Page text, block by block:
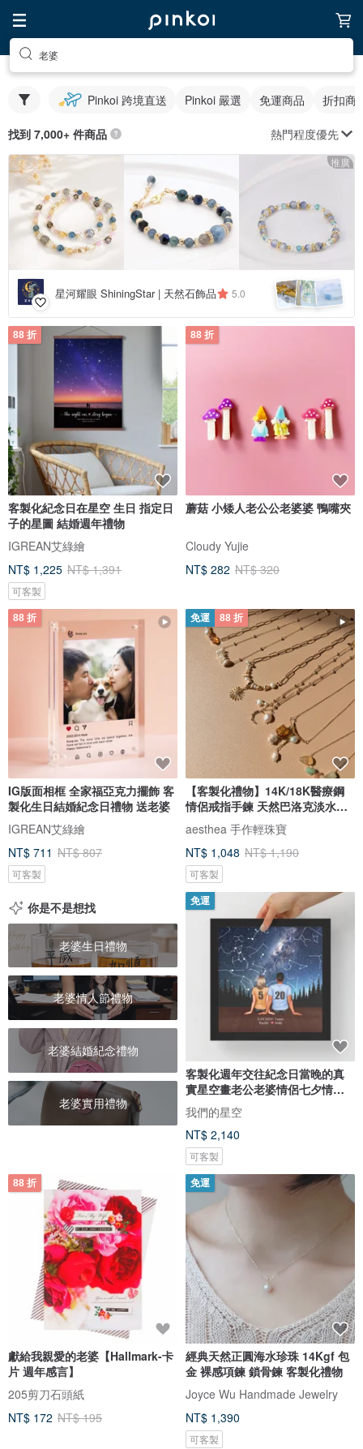
老婆
Pinkoi 跨境直送 Pinkoi 嚴選 免運商品 折扣商
找到 7,000+ 件商品 熱門程度優先
推廣
星河耀眼 ShiningStar | 天然石飾品 5.0
88 折
客製化紀念日在星空 生日 指定日
子的星圖 結婚週年禮物
IGREAN艾綠繪
NT$ 1,225 NT$ 1,391
可客製
88 折
蘑菇 小矮人老公公老婆婆 鴨嘴夾
Cloudy Yujie
NT$ 282 NT$ 320
88 折
IG版面相框 全家福亞克力擺飾 客
製化生日結婚紀念日禮物 送老婆
IGREAN艾綠繪
NT$ 711 NT$ 807
可客製
免運 88 折
【客製化禮物】14K/18K醫療鋼
情侶戒指手鍊 天然巴洛克淡水珍
aesthea 手作輕珠寶
NT$ 1,048 NT$ 1,190
可客製
你是不是想找
老婆生日禮物
老婆情人節禮物
老婆結婚紀念禮物
老婆實用禮物
免運
客製化週年交往紀念日當晚的真
實星空畫老公老婆情侶七夕情人
節禮
我們的星空
NT$ 2,140
可客製
88 折
獻給我親愛的老婆【Hallmark-卡
片 週年感言】
205剪刀石頭紙
NT$ 172 NT$ 195
免運
經典天然正圓海水珍珠 14Kgf 包
金 裸感項鍊 鎖骨鍊 客製化禮物
Joyce Wu Handmade Jewelry
NT$ 1,390
可客製